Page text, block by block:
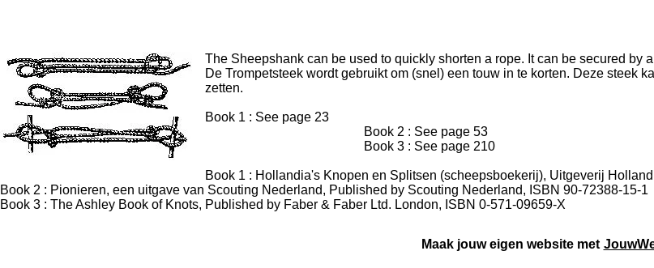
The Sheepshank can be used to quickly shorten a rope. It can be secured by
De Trompetsteek wordt gebruikt om (snel) een touw in te korten. Deze steek
zetten.
Book 1 : See page 23
Book 2 : See page 53
Book 3 : See page 210
Book 1 : Hollandia's Knopen en Splitsen (scheepsboekerij), Uitgeverij
Book 2 : Pionieren, een uitgave van Scouting Nederland, Published by Scouting Nederland, ISBN 90-72388-15-1
Book 3 : The Ashley Book of Knots, Published by Faber & Faber Ltd. London, ISBN 0-571-09659-X
Maak jouw eigen website met